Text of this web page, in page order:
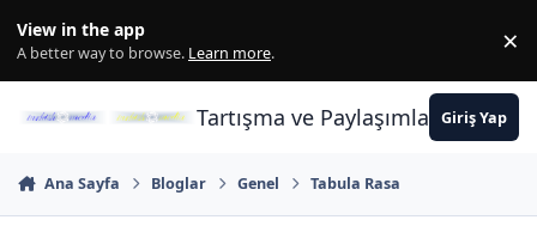
View in the app
A better way to browse. Learn more. ×
Tartışma ve PaylaşımlarınGiriş Yap
Ana Sayfa Bloglar Genel Tabula Rasa